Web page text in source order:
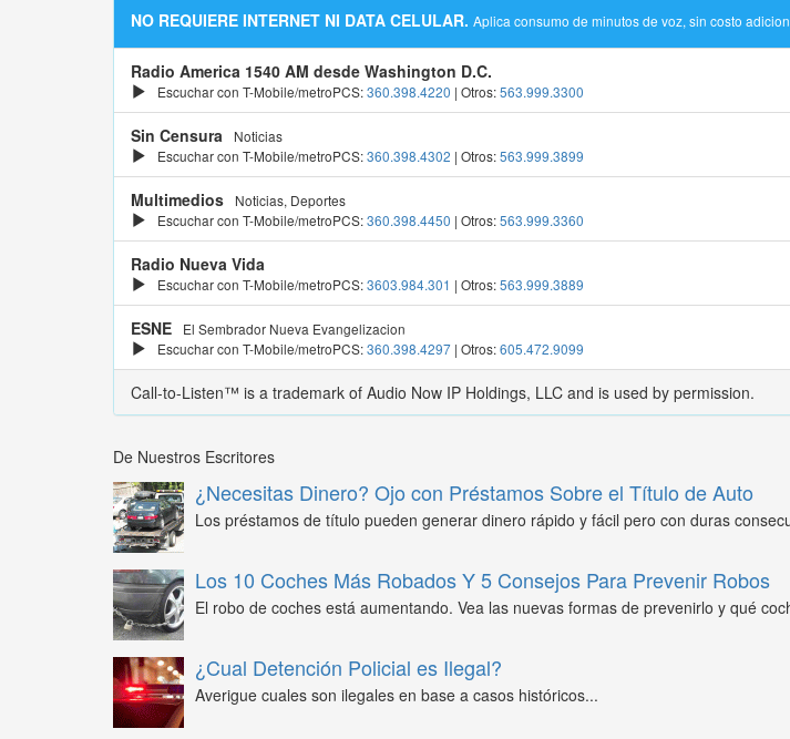
NO REQUIERE INTERNET NI DATA CELULAR. Aplica consumo de minutos de voz, sin costo
Radio America 1540 AM desde Washington D.C.
Escuchar con T-Mobile/metroPCS:360.398.4220 | Otros:563.999.3300
Sin Censura
Noticias
Escuchar con T-Mobile/metroPCS:360.398.4302 | Otros:563.999.3899
Multimedios
Noticias, Deportes
Escuchar con T-Mobile/metroPCS:360.398.4450 | Otros:563.999.3360
Radio Nueva Vida
Escuchar con T-Mobile/metroPCS:3603.984.301 | Otros:563.999.3889
ESNE
El Sembrador Nueva Evangelizacion
Escuchar con T-Mobile/metroPCS:360.398.4297 | Otros:605.472.9099
Call-to-Listen™ is a trademark of Audio Now IP Holdings, LLC and is used by permission.
De Nuestros Escritores
¿Necesitas Dinero? Ojo con Préstamos Sobre el Título de Auto
Los préstamos de título pueden generar dinero rápido y fácil pero con duras
Los 10 Coches Más Robados Y 5 Consejos Para Prevenir Robos
El robo de coches está aumentando. Vea las nuevas formas de prevenirlo y qué
¿Cual Detención Policial es Ilegal?
Averigue cuales son ilegales en base a casos históricos...